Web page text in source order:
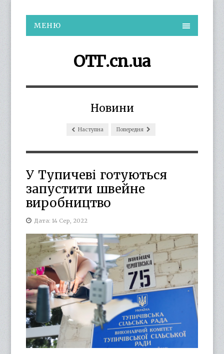
МЕНЮ
ОТГ.cn.ua
Новини
Наступна Попередня
У Тупичеві готуються
запустити швейне
виробництво
Дата: 14 Сер, 2022